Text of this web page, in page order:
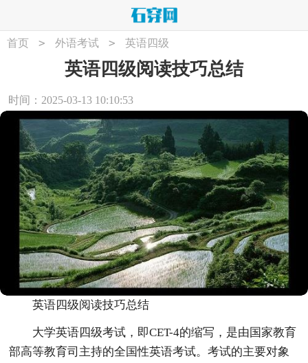
首页 > 外语考试 > 英语四级
英语四级阅读技巧总结
时间：2025-03-13 10:10:53
英语四级阅读技巧总结
大学英语四级考试，即CET-4的缩写，是由国家教育
部高等教育司主持的全国性英语考试。考试的主要对象